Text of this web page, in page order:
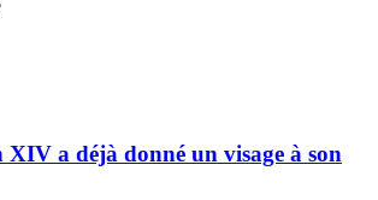
a déjà donné un visage à son